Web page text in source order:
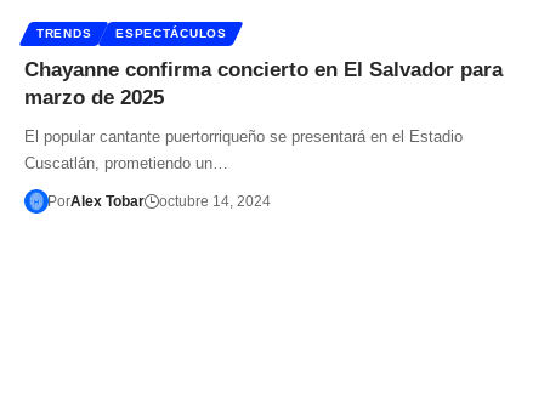
TRENDS ESPECTÁCULOS
Chayanne confirma concierto en El Salvador para
marzo de 2025
El popular cantante puertorriqueño se presentará en el Estadio
Cuscatlán, prometiendo un…
PorAlex Tobar octubre 14, 2024